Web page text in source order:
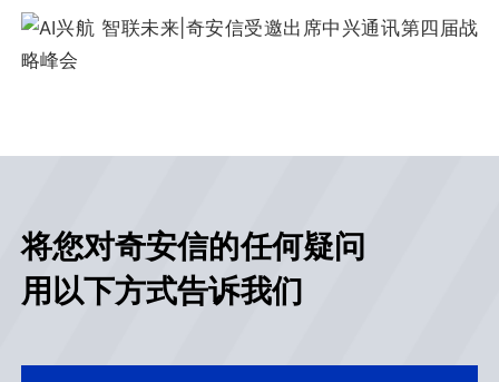
将您对奇安信的任何疑问
用以下方式告诉我们